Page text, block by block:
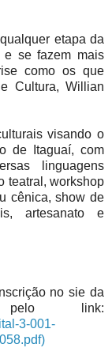
etapa da
e se fazem mais
como os que
Cultura, Willian
visando o
de Itaguaí, com
linguagens
teatral, workshop
cênica, show de
artesanato e
no sie da
link:
3-001-